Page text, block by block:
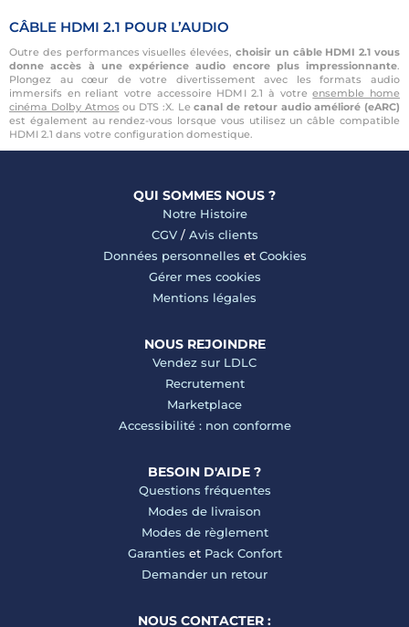
CÂBLE HDMI 2.1 POUR L’AUDIO
Outre des performances visuelles élevées, choisir un câble HDMI 2.1 vous
donne accès à une expérience audio encore plus impressionnante.
Plongez au cœur de votre divertissement avec les formats audio
immersifs en reliant votre accessoire HDMI 2.1 à votreensemble home
cinéma Dolby Atmos ou DTS :X. Lecanal de retour audio amélioré (eARC)
est également au rendez-vous lorsque vous utilisez un câble compatible
HDMI 2.1 dans votre configuration domestique.
QUI SOMMES NOUS ?
Notre Histoire
CGV/ Avis clients
Données personnelles et Cookies
Gérer mes cookies
Mentions légales
NOUS REJOINDRE
Vendez sur LDLC
Recrutement
Marketplace
Accessibilité : non conforme
BESOIN D'AIDE ?
Questions fréquentes
Modes de livraison
Modes de règlement
Garanties et Pack Confort
Demander un retour
NOUS CONTACTER :